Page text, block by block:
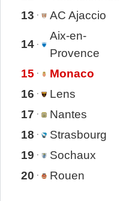
13
AC Ajaccio
14
Aix-en-
Provence
15 Monaco
16
Lens
17
Nantes
18
Strasbourg
19
Sochaux
20
Rouen